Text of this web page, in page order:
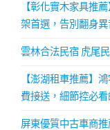
【彰化實木家具推
架首選，告別翻身異
雲林合法民宿 虎尾
【澎湖租車推薦】
費接送，細節控必
屏東優質中古車商